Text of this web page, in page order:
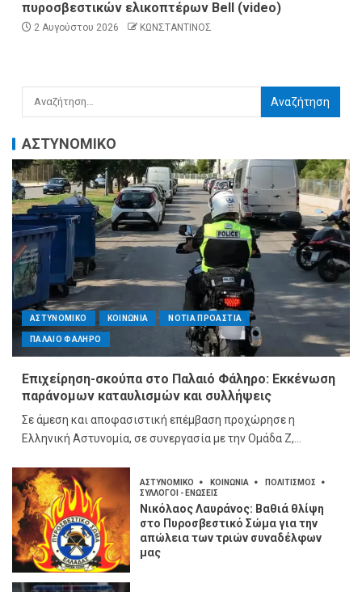
πυροσβεστικών ελικοπτέρων Bell (video)
2 Αυγούστου 2026 ΚΩΝΣΤΑΝΤΙΝΟΣ
ΑΣΤΥΝΟΜΙΚΟ
ΑΣΤΥΝΟΜΙΚΟ ΚΟΙΝΩΝΙΑ ΝΟΤΙΑ ΠΡΟΑΣΤΙΑ
ΠΑΛΑΙΟ ΦΑΛΗΡΟ
Επιχείρηση-σκούπα στο Παλαιό Φάληρο: Εκκένωση
παράνομων καταυλισμών και συλλήψεις
Σε άμεση και αποφασιστική επέμβαση προχώρησε η
Ελληνική Αστυνομία, σε συνεργασία με την Ομάδα Ζ,...
ΑΣΤΥΝΟΜΙΚΟ ΚΟΙΝΩΝΙΑ
ΠΟΛΙΤΙΣΜΟΣ
ΣΥΛΛΟΓΟΙ - ΕΝΩΣΕΙΣ
Νικόλαος Λαυράνος: Βαθιά θλίψη
στο Πυροσβεστικό Σώμα για την
απώλεια των τριών συναδέλφων
μας